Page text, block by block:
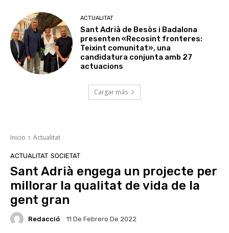
ACTUALITAT
Sant Adrià de Besòs i Badalona
presenten «Recosint fronteres:
Teixint comunitat», una
candidatura conjunta amb 27
actuacions
Cargar más